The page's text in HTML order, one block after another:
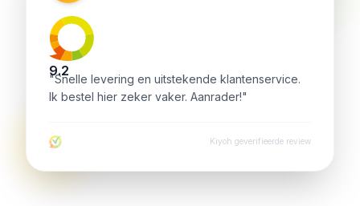
9.2
"Snelle levering en uitstekende klantenservice.
Ik bestel hier zeker vaker. Aanrader!"
Kiyoh geverifieerde review